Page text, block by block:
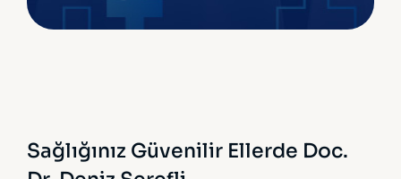
Sağlığınız Güvenilir Ellerde Doc.